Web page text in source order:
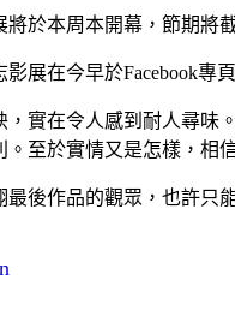
於本周本開幕，節期將
影展在今早於Facebook
，實在令人感到耐人尋
至於實情又是怎樣，相
後作品的觀眾，也許只